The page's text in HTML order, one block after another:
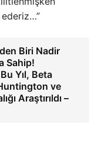
ederiz…”
Biri Nadir
Sahip!
Yıl, Beta
ve
Araştırıldı –